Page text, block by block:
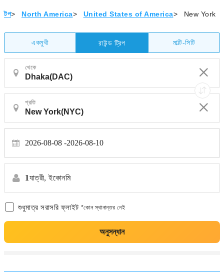
টপ> North America> United States of America> New York
একমুখী রাউন্ড ট্রিপ মাল্টি-সিটি
থেকে
প্রতি
2026-08-08 2026-08-10
1যাত্রী, ইকোনমি
শুধুমাত্র সরাসরি ফ্লাইট *কোন স্থানান্তর নেই
অনুসন্ধান